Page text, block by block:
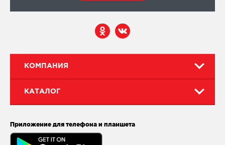
КОМПАНИЯ
КАТАЛОГ
Приложение для телефона и планшета